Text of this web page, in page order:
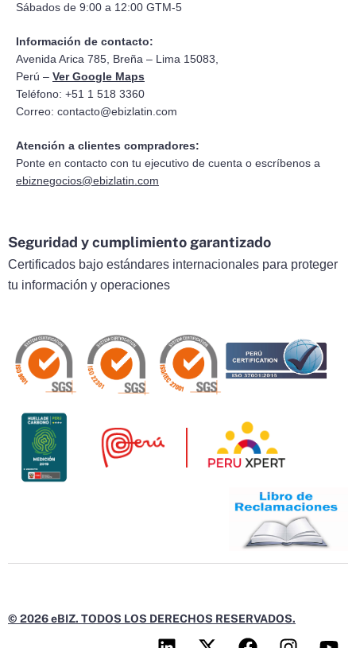
Sábados de 9:00 a 12:00 GTM-5
Información de contacto:
Avenida Arica 785, Breña – Lima 15083,
Perú – Ver Google Maps
Teléfono: +51 1 518 3360
Correo: contacto@ebizlatin.com
Atención a clientes compradores:
Ponte en contacto con tu ejecutivo de cuenta o escríbenos a
ebiznegocios@ebizlatin.com
Seguridad y cumplimiento garantizado
Certificados bajo estándares internacionales para proteger
tu información y operaciones
© 2026 eBIZ. TODOS LOS DERECHOS RESERVADOS.
L
X
F
I
Y